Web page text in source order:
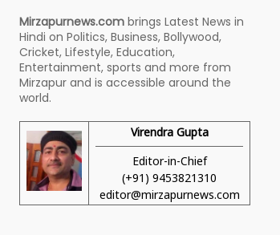
Mirzapurnews.com brings Latest News in
Hindi on Politics, Business, Bollywood,
Cricket, Lifestyle, Education,
Entertainment, sports and more from
Mirzapur and is accessible around the
world.
Virendra Gupta
Editor-in-Chief
(+91) 9453821310
editor@mirzapurnews.com